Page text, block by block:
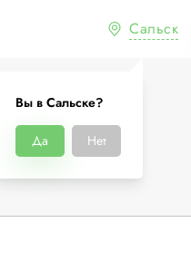
Сальск
Вы в Сальске?
Да Нет